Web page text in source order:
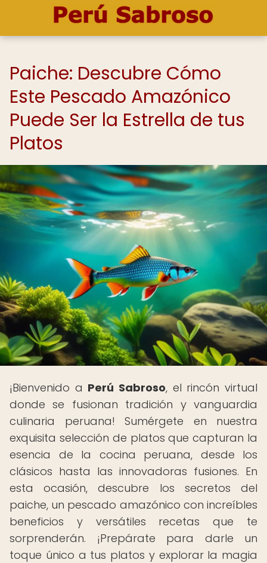
Paiche: Descubre Cómo
Este Pescado Amazónico
Puede Ser la Estrella de tus
Platos
¡Bienvenido a Perú Sabroso, el rincón virtual
donde se fusionan tradición y vanguardia
culinaria peruana! Sumérgete en nuestra
exquisita selección de platos que capturan la
esencia de la cocina peruana, desde los
clásicos hasta las innovadoras fusiones. En
esta ocasión, descubre los secretos del
paiche, un pescado amazónico con increíbles
beneficios y versátiles recetas que te
sorprenderán. ¡Prepárate para darle un
toque único a tus platos y explorar la magia